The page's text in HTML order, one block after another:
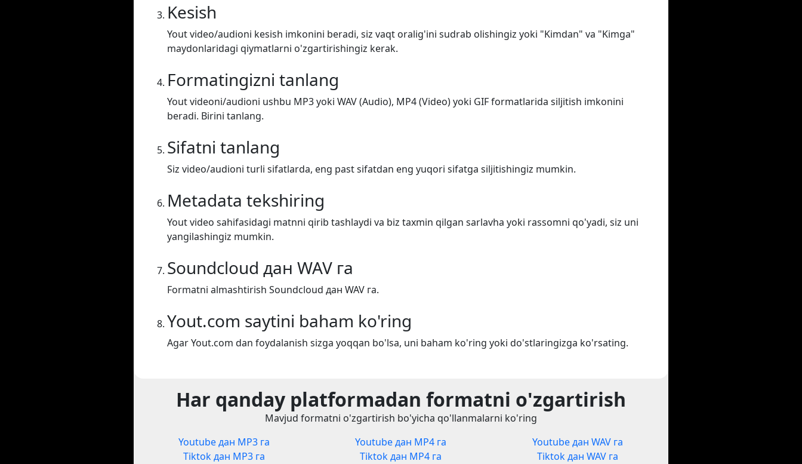
Kesish
Yout video/audioni kesish imkonini beradi, siz vaqt oralig'ini sudrab olishingiz yoki "Kimdan" va "Kimga"
maydonlaridagi qiymatlarni o'zgartirishingiz kerak.
Formatingizni tanlang
Yout videoni/audioni ushbu MP3 yoki WAV (Audio), MP4 (Video) yoki GIF formatlarida siljitish imkonini
beradi. Birini tanlang.
Sifatni tanlang
Siz video/audioni turli sifatlarda, eng past sifatdan eng yuqori sifatga siljitishingiz mumkin.
Metadata tekshiring
Yout video sahifasidagi matnni qirib tashlaydi va biz taxmin qilgan sarlavha yoki rassomni qo'yadi, siz uni
yangilashingiz mumkin.
Soundcloud дан WAV га
Formatni almashtirish Soundcloud дан WAV га.
Yout.com saytini baham ko'ring
Agar Yout.com dan foydalanish sizga yoqqan bo'lsa, uni baham ko'ring yoki do'stlaringizga ko'rsating.
Har qanday platformadan formatni o'zgartirish
Mavjud formatni o'zgartirish bo'yicha qo'llanmalarni ko'ring
Youtube дан MP3 га
Tiktok дан MP3 га
Youtube дан MP4 га
Tiktok дан MP4 га
Youtube дан WAV га
Tiktok дан WAV га